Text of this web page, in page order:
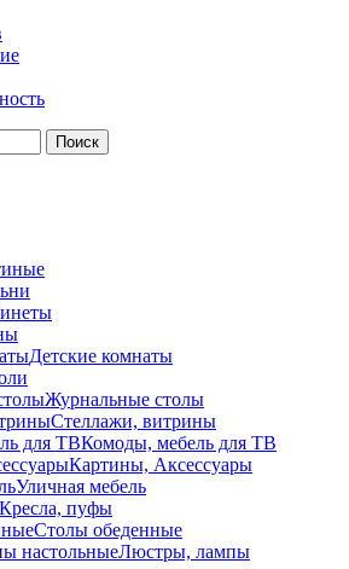
Поиск
Детские комнаты
Журнальные столы
Стеллажи, витрины
Комоды, мебель для ТВ
Картины, Аксессуары
Уличная мебель
Кресла, пуфы
Столы обеденные
Люстры, лампы